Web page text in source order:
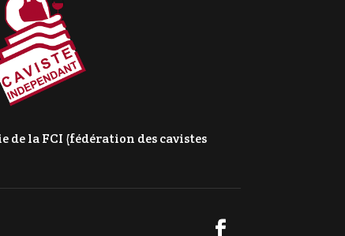
de la FCI (fédération des cavistes